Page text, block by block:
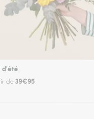
d'été
de 39€95